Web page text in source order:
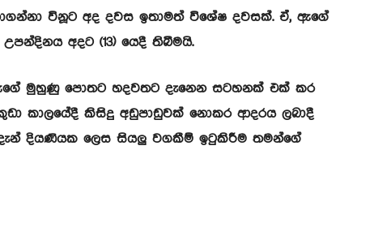
විනූට අද දවස ඉතාමත් විශේෂ දවසක්. ඒ, ඇගේ
අදට (13) යෙදී තිබීමයි.
මුහුණු පොතට හදවතට දැනෙන සටහනක් එක් කර
කාලයේදී කිසිදු අඩුපාඩුවක් නොකර ආදරය ලබාදී
දියණියක ලෙස සියලු වගකීම් ඉටුකිරීම තමන්ගේ